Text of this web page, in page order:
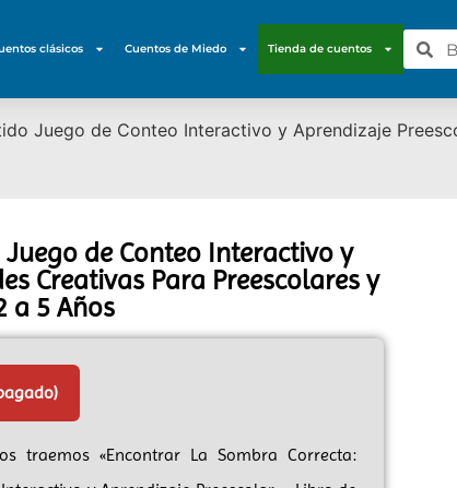
clásicos Cuentos de Miedo Tienda de cuentos
Juego de Conteo Interactivo y Aprendizaje
de Conteo Interactivo y
Creativas Para Preescolares y
a 5 Años
traemos «Encontrar La Sombra Correcta: